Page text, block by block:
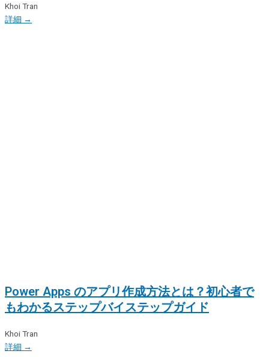
Khoi Tran
詳細 →
Power Apps のアプリ作成方法とは？初心者で
もわかるステップバイステップガイド
Khoi Tran
詳細 →